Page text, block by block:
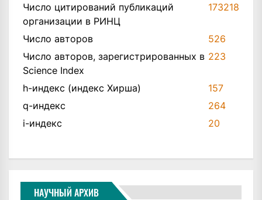
Число цитирований публикаций
организации в РИНЦ
173218
Число авторов
526
Число авторов, зарегистрированных в
Science Index
223
h-индекс (индекс Хирша)
157
q-индекс
264
i-индекс
20
НАУЧНЫЙ АРХИВ